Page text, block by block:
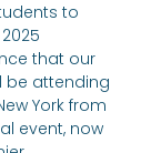
to
that our
be attending
York from
event, now